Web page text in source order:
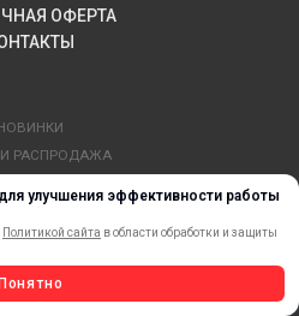
улучшения эффективности работы
Политикой сайта в области обработки и защиты
Понятно
ОФЕРТА
РАСПРОДАЖА
ПЛЕНКИ
МАТЕРИАЛЫ
ТРУБЫ ИЗ АКРИЛА